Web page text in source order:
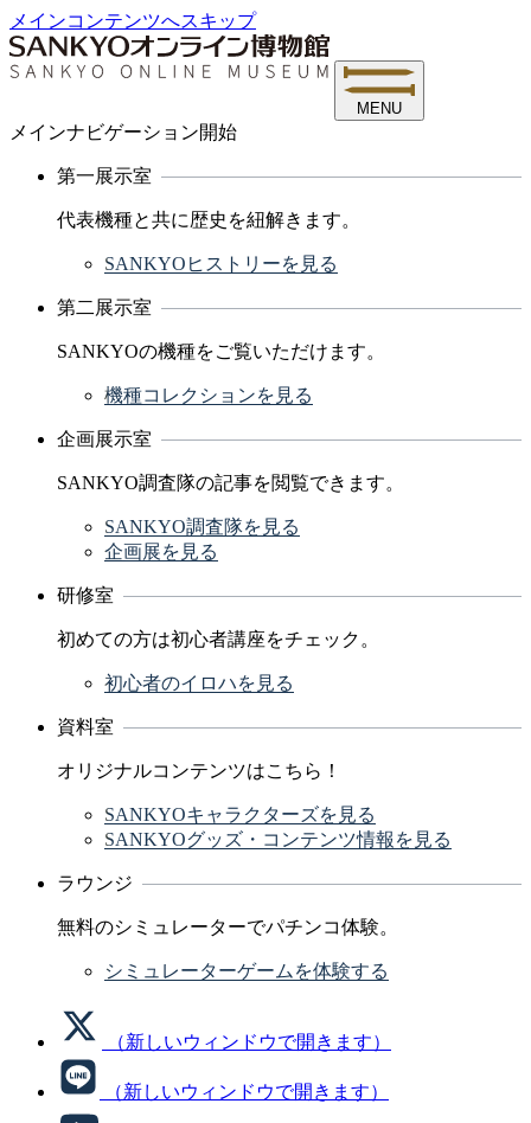
メインコンテンツへスキップ
MENU
メインナビゲーション開始
第一展示室
代表機種と共に歴史を紐解きます。
SANKYOヒストリーを見る
第二展示室
SANKYOの機種をご覧いただけます。
機種コレクションを見る
企画展示室
SANKYO調査隊の記事を閲覧できます。
SANKYO調査隊を見る
企画展を見る
研修室
初めての方は初心者講座をチェック。
初心者のイロハを見る
資料室
オリジナルコンテンツはこちら！
SANKYOキャラクターズを見る
SANKYOグッズ・コンテンツ情報を見る
ラウンジ
無料のシミュレーターでパチンコ体験。
シミュレーターゲームを体験する
（新しいウィンドウで開きます）
（新しいウィンドウで開きます）